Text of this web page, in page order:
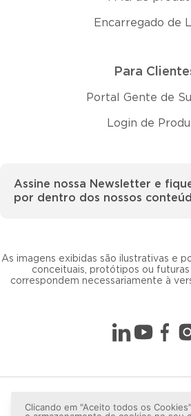
Encarregado de
Para
Portal Gente de
Login de
As imagens exibidas são ilustrativas e
conceituais, protótipos ou futuras
correspondem necessariamente à
Assine nossa Newsletter e
por dentro dos nossos
Clicando em "Aceito todos os